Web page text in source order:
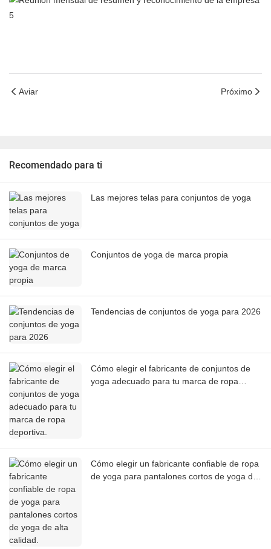
Aviar Próximo
Recomendado para ti
Las mejores telas para conjuntos de yoga
Conjuntos de yoga de marca propia
Tendencias de conjuntos de yoga para 2026
Cómo elegir el fabricante de conjuntos de
yoga adecuado para tu marca de ropa
Cómo elegir un fabricante confiable de ropa
de yoga para pantalones cortos de yoga de